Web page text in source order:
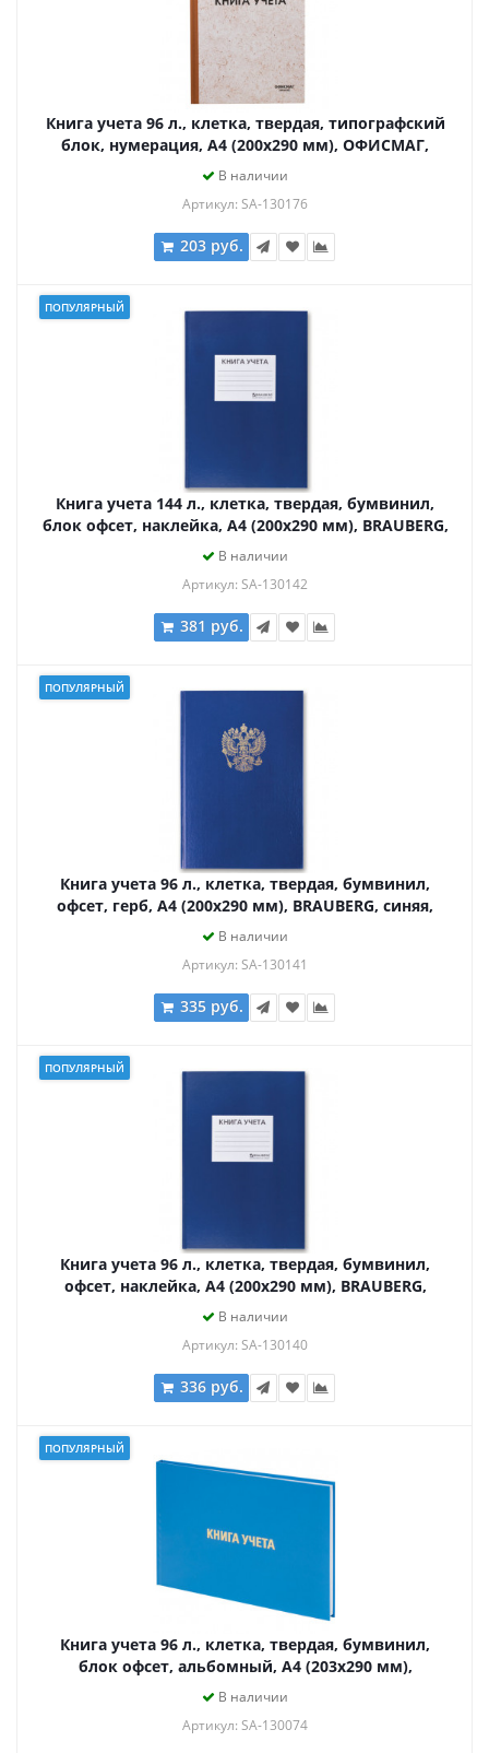
Книга учета 96 л., клетка, твердая, типографский
блок, нумерация, А4 (200х290 мм), ОФИСМАГ,
130176
В наличии
Артикул: SA-130176
203 руб.
ПОПУЛЯРНЫЙ
Книга учета 144 л., клетка, твердая, бумвинил,
блок офсет, наклейка, А4 (200х290 мм), BRAUBERG,
синий, 130142
В наличии
Артикул: SA-130142
381 руб.
ПОПУЛЯРНЫЙ
Книга учета 96 л., клетка, твердая, бумвинил,
офсет, герб, А4 (200х290 мм), BRAUBERG, синяя,
130141
В наличии
Артикул: SA-130141
335 руб.
ПОПУЛЯРНЫЙ
Книга учета 96 л., клетка, твердая, бумвинил,
офсет, наклейка, А4 (200х290 мм), BRAUBERG,
синяя, 130140
В наличии
Артикул: SA-130140
336 руб.
ПОПУЛЯРНЫЙ
Книга учета 96 л., клетка, твердая, бумвинил,
блок офсет, альбомный, А4 (203х290 мм),
BRAUBERG, 130074
В наличии
Артикул: SA-130074